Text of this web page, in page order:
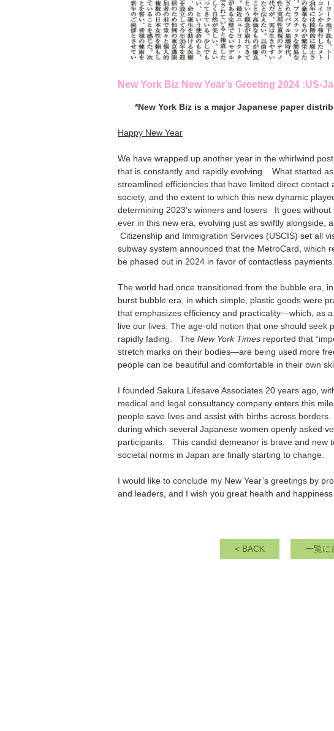
New York Biz New Year’s Greeting 2024 :US-
*New York Biz is a major Japanese paper
Happy New Year
We have wrapped up another year in the whirlwind
that is constantly and rapidly evolving. What started
streamlined efficiencies that have limited direct
society, and the extent to which this new dynamic
determining 2023’s winners and losers It goes
ever in this new era, evolving just as swiftly
Citizenship and Immigration Services (USCIS) set all
subway system announced that the MetroCard, which
be phased out in 2024 in favor of contactless payments.
The world had once transitioned from the bubble era,
burst bubble era, in which simple, plastic goods were
that emphasizes efficiency and practicality—which, as
live our lives. The age-old notion that one should seek
rapidly fading. The New York Times reported that
stretch marks on their bodies—are being used more
people can be beautiful and comfortable in their own
I founded Sakura Lifesave Associates 20 years ago,
medical and legal consultancy company enters this
people save lives and assist with births across
during which several Japanese women openly asked
participants. This candid demeanor is brave and new
societal norms in Japan are finally starting to change.
I would like to conclude my New Year’s greetings by
and leaders, and I wish you great health and
< 一覧に